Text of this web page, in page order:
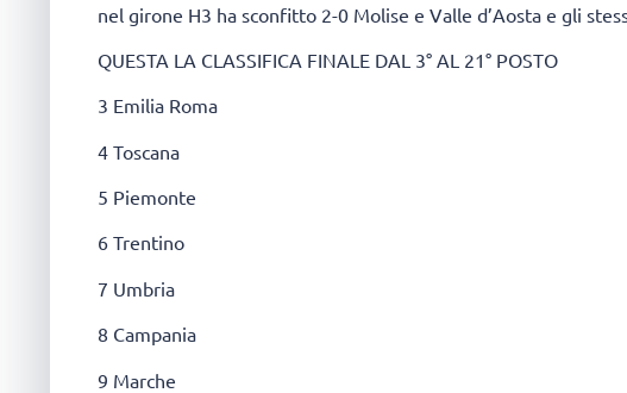
nel girone H3 ha sconfitto 2-0 Molise e Valle d’Aosta e gli
QUESTA LA CLASSIFICA FINALE DAL 3° AL 21° POSTO
3 Emilia Roma
4 Toscana
5 Piemonte
6 Trentino
7 Umbria
8 Campania
9 Marche